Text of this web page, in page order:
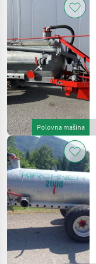
Polovna mašina